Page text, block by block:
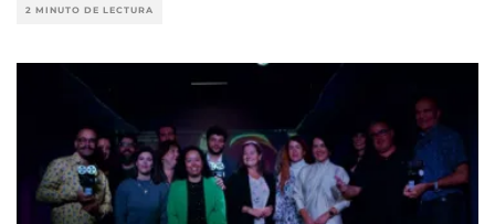
2 MINUTO DE LECTURA